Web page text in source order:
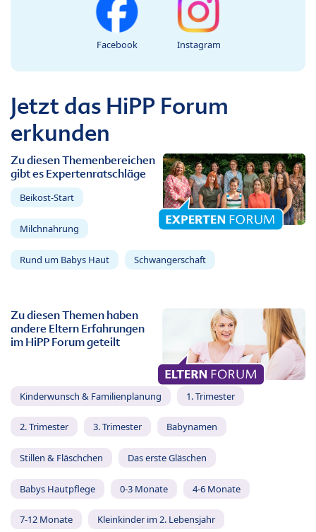
Facebook Instagram
Jetzt das HiPP Forum
erkunden
Zu diesen Themenbereichen
gibt es Expertenratschläge
Beikost-Start
Milchnahrung
Rund um Babys Haut Schwangerschaft
Zu diesen Themen haben
andere Eltern Erfahrungen
im HiPP Forum geteilt
Kinderwunsch & Familienplanung 1. Trimester
2. Trimester 3. Trimester Babynamen
Stillen & Fläschchen Das erste Gläschen
Babys Hautpflege 0-3 Monate 4-6 Monate
7-12 Monate Kleinkinder im 2. Lebensjahr